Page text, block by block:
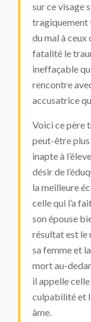
sur ce visage
tragiquement
du mal à ceux
fatalité le
ineffaçable
rencontre
accusatrice
Voici ce père
peut-être plus
inapte à
désir de
la meilleure
celle qui l’a
son épouse
résultat est le
sa femme et
mort au-
il appelle
culpabilité et
âme.